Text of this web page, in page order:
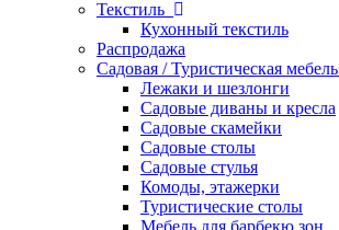
Текстиль
Кухонный текстиль
Распродажа
Садовая / Туристическая мебель
Лежаки и шезлонги
Садовые диваны и кресла
Садовые скамейки
Садовые столы
Садовые стулья
Комоды, этажерки
Туристические столы
Мебель для барбекю зон